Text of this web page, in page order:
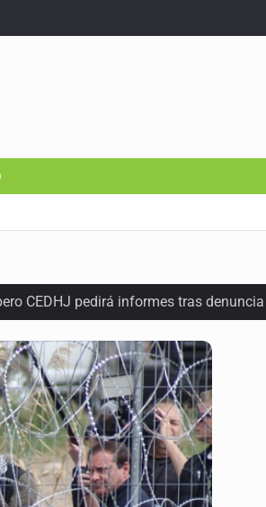
CEDHJ pedirá informes tras denuncia
Mirador San Isidro
de piso'